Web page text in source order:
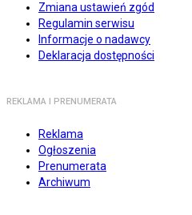
Zmiana ustawień zgód
Regulamin serwisu
Informacje o nadawcy
Deklaracja dostępności
REKLAMA I PRENUMERATA
Reklama
Ogłoszenia
Prenumerata
Archiwum